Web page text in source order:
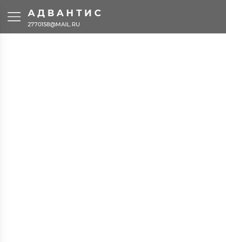
АДВАНТИС
2770158@MAIL.RU